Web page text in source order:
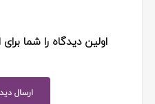
اولین دیدگاه را شما
ارسال